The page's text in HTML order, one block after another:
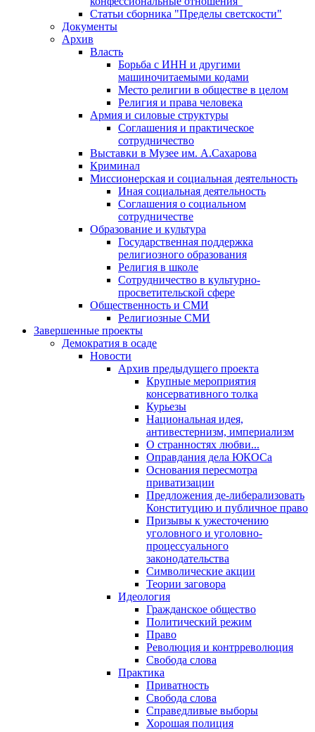
Статьи сборника "Пределы светскости"
Документы
Архив
Власть
Борьба с ИНН и другими
машиночитаемыми кодами
Место религии в обществе в целом
Религия и права человека
Армия и силовые структуры
Соглашения и практическое
сотрудничество
Выставки в Музее им. А.Сахарова
Криминал
Миссионерская и социальная деятельность
Иная социальная деятельность
Соглашения о социальном
сотрудничестве
Образование и культура
Государственная поддержка
религиозного образования
Религия в школе
Сотрудничество в культурно-
просветительской сфере
Общественность и СМИ
Религиозные СМИ
Завершенные проекты
Демократия в осаде
Новости
Архив предыдущего проекта
Крупные мероприятия
консервативного толка
Курьезы
Национальная идея,
антивестернизм, империализм
О странностях любви...
Оправдания дела ЮКОСа
Основания пересмотра
приватизации
Предложения де-либерализовать
Конституцию и публичное право
Призывы к ужесточению
уголовного и уголовно-
процессуального
законодательства
Символические акции
Теории заговора
Идеология
Гражданское общество
Политический режим
Право
Революция и контрреволюция
Свобода слова
Практика
Приватность
Свобода слова
Справедливые выборы
Хорошая полиция